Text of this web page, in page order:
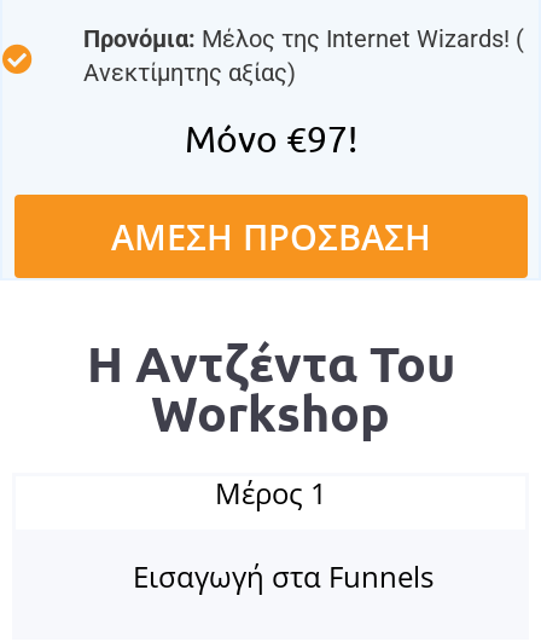
Προνόμια: Μέλος της Internet Wizards! (
Ανεκτίμητης αξίας)
Μόνο €97!
ΑΜΕΣΗ ΠΡΟΣΒΑΣΗ
Η Αντζέντα Του
Workshop
Μέρος 1
Εισαγωγή στα Funnels